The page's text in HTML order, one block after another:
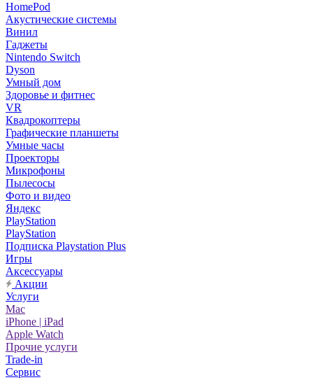
HomePod
Акустические системы
Винил
Гаджеты
Nintendo Switch
Dyson
Умный дом
Здоровье и фитнес
VR
Квадрокоптеры
Графические планшеты
Умные часы
Проекторы
Микрофоны
Пылесосы
Фото и видео
Яндекс
PlayStation
PlayStation
Подписка Playstation Plus
Игры
Аксессуары
Акции
Услуги
Mac
iPhone | iPad
Apple Watch
Прочие услуги
Trade-in
Сервис